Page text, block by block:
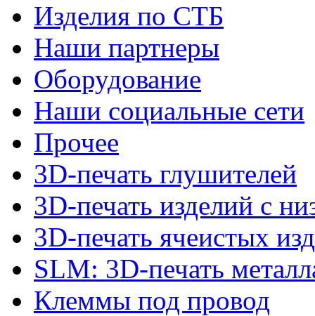
Изделия по СТБ
Наши партнеры
Оборудование
Наши социальные сети
Прочее
3D-печать глушителей
3D-печать изделий с
3D-печать ячеистых
SLM: 3D-печать
Клеммы под провод